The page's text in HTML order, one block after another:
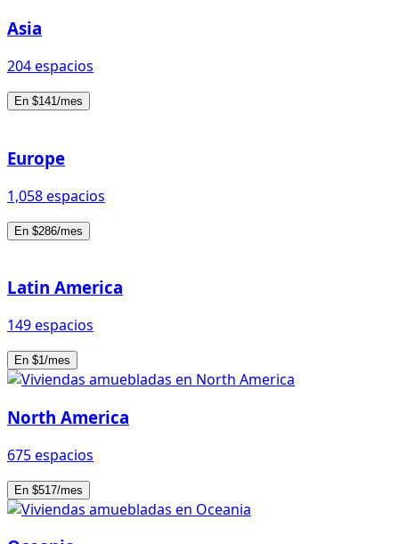
Asia
204 espacios
En $141/mes
Europe
1,058 espacios
En $286/mes
Latin America
149 espacios
En $1/mes
North America
675 espacios
En $517/mes